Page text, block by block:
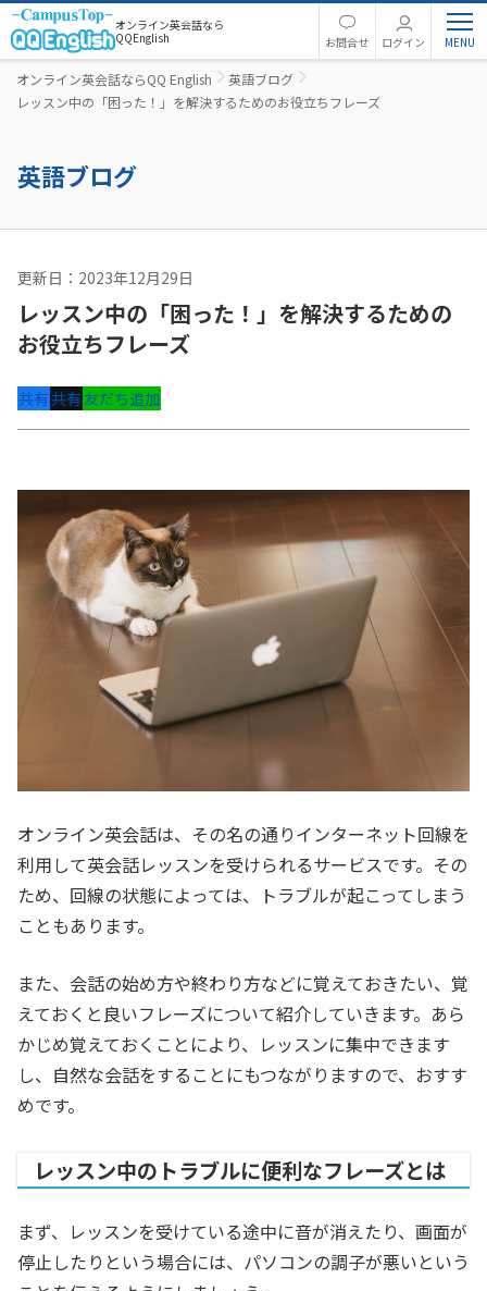
オンライン英会話なら
QQEnglish
お問合せ ログイン
オンライン英会話ならQQ English
英語ブログ
レッスン中の「困った！」を解決するためのお役立ちフレーズ
英語ブログ
更新日：2023年12月29日
レッスン中の「困った！」を解決するための
お役立ちフレーズ
共有共有友だち追加
オンライン英会話は、その名の通りインターネット回線を
利用して英会話レッスンを受けられるサービスです。その
ため、回線の状態によっては、トラブルが起こってしまう
こともあります。
また、会話の始め方や終わり方などに覚えておきたい、覚
えておくと良いフレーズについて紹介していきます。あら
かじめ覚えておくことにより、レッスンに集中できます
し、自然な会話をすることにもつながりますので、おすす
めです。
レッスン中のトラブルに便利なフレーズとは
まず、レッスンを受けている途中に音が消えたり、画面が
停止したりという場合には、パソコンの調子が悪いという